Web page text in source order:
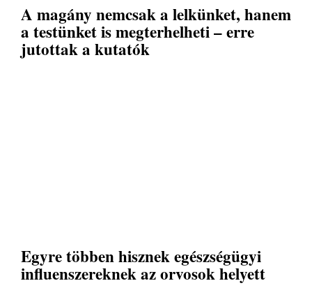
A magány nemcsak a lelkünket, hanem
a testünket is megterhelheti – erre
jutottak a kutatók
Egyre többen hisznek egészségügyi
influenszereknek az orvosok helyett